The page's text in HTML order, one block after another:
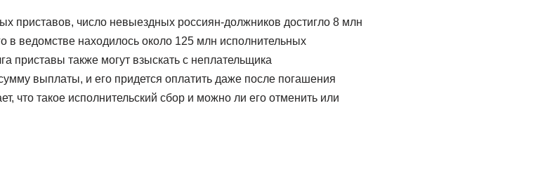
приставов, число невыездных россиян-должников достигло 8 млн
в ведомстве находилось около 125 млн исполнительных
приставы также могут взыскать с неплательщика
выплаты, и его придется оплатить даже после погашения
что такое исполнительский сбор и можно ли его отменить или